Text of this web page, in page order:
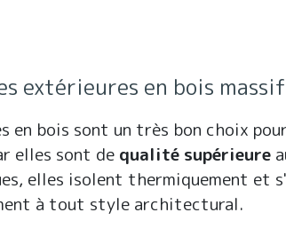
extérieures en bois massif
en bois sont un très bon choix
elles sont de qualité supérieure
elles isolent thermiquement et
à tout style architectural.